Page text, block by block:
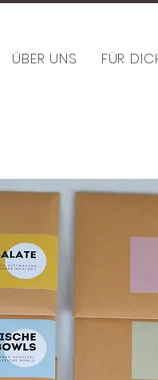
ÜBER UNS FÜR